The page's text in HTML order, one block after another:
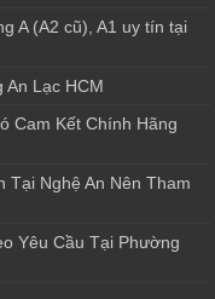
A (A2 cũ), A1 uy tín tại
An Lạc HCM
Cam Kết Chính Hãng
Tại Nghệ An Nên Tham
Yêu Cầu Tại Phường